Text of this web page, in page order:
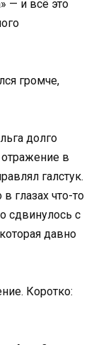
— и всё это
громче,
долго
в
галстук.
глазах что-то
сдвинулось с
давно
Коротко: